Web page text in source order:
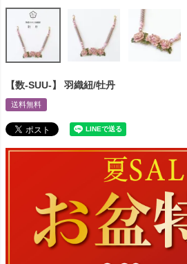
【数-SUU-】 羽織紐/牡丹
送料無料